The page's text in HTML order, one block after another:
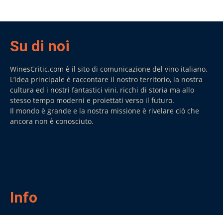
Su di noi
WinesCritic.com è il sito di comunicazione del vino italiano.
L’idea principale è raccontare il nostro territorio, la nostra
cultura ed i nostri fantastici vini, ricchi di storia ma allo
stesso tempo moderni e proiettati verso il futuro.
Il mondo è grande e la nostra missione è rivelare ciò che
ancora non è conosciuto.
Info